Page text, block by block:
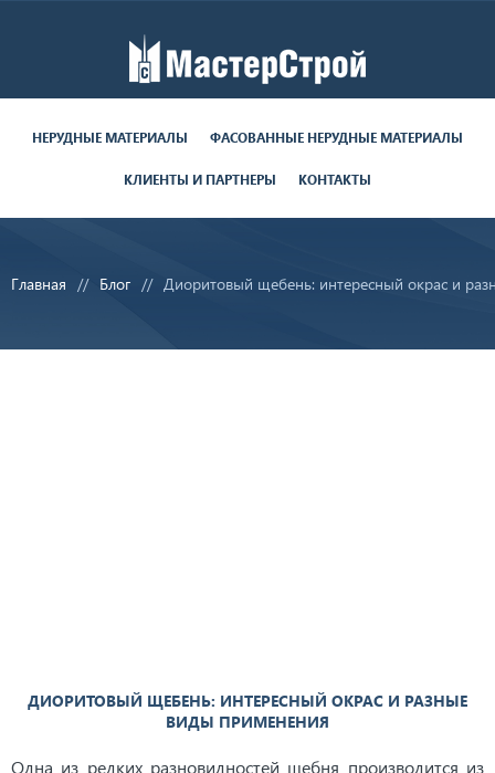
поставки круглосуточно
НЕРУДНЫЕ МАТЕРИАЛЫ ФАСОВАННЫЕ НЕРУДНЫЕ МАТЕРИАЛЫ
КЛИЕНТЫ И ПАРТНЕРЫ КОНТАКТЫ
Главная Блог Диоритовый щебень: интересный окрас и
ДИОРИТОВЫЙ ЩЕБЕНЬ: ИНТЕРЕСНЫЙ ОКРАС И РАЗНЫЕ
ВИДЫ ПРИМЕНЕНИЯ
Одна из редких разновидностей щебня производится из